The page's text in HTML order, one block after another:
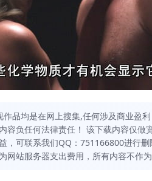
品均是在网上搜集,任何涉及商业盈
容负任何法律责任！ 该下载内容仅
，可联系我们QQ：751166800进行
网站服务器支出费用，所有内容不作为